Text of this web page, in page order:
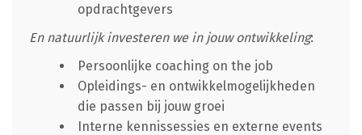
opdrachtgevers
En natuurlijk investeren we in jouw ontwikkeling:
Persoonlijke coaching on the job
Opleidings- en ontwikkelmogelijkheden
die passen bij jouw groei
Interne kennissessies en externe events